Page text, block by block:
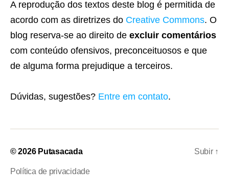
A reprodução dos textos deste blog é permitida de
acordo com as diretrizes do Creative Commons. O
blog reserva-se ao direito de excluir comentários
com conteúdo ofensivos, preconceituosos e que
de alguma forma prejudique a terceiros.
Dúvidas, sugestões? Entre em contato.
© 2026 Putasacada
Política de privacidade
Subir ↑